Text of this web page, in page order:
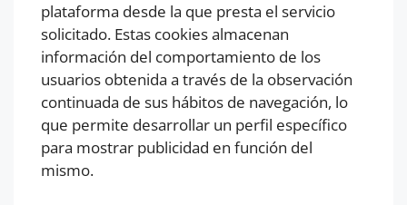
plataforma desde la que presta el servicio
solicitado. Estas cookies almacenan
información del comportamiento de los
usuarios obtenida a través de la observación
continuada de sus hábitos de navegación, lo
que permite desarrollar un perfil específico
para mostrar publicidad en función del
mismo.